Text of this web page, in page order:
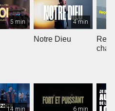
5 min 4 min
Notre Dieu
chant
14 min 6 min